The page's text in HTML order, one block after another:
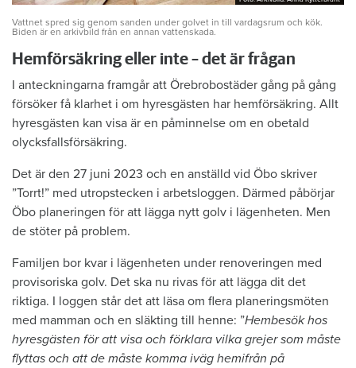
Vattnet spred sig genom sanden under golvet in till vardagsrum och kök.
Biden är en arkivbild från en annan vattenskada.
Hemförsäkring eller inte – det är frågan
I anteckningarna framgår att Örebrobostäder gång på gång
försöker få klarhet i om hyresgästen har hemförsäkring. Allt
hyresgästen kan visa är en påminnelse om en obetald
olycksfallsförsäkring.
Det är den 27 juni 2023 och en anställd vid Öbo skriver
”Torrt!” med utropstecken i arbetsloggen. Därmed påbörjar
Öbo planeringen för att lägga nytt golv i lägenheten. Men
de stöter på problem.
Familjen bor kvar i lägenheten under renoveringen med
provisoriska golv. Det ska nu rivas för att lägga dit det
riktiga. I loggen står det att läsa om flera planeringsmöten
med mamman och en släkting till henne: ”Hembesök hos
hyresgästen för att visa och förklara vilka grejer som måste
flyttas och att de måste komma iväg hemifrån på